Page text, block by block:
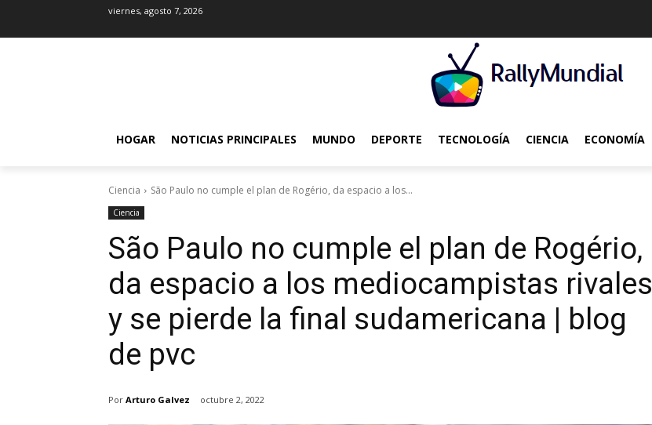
viernes, agosto 7, 2026
HOGAR NOTICIAS PRINCIPALES MUNDO DEPORTE TECNOLOGÍA CIENCIA ECONOMÍA
Ciencia São Paulo no cumple el plan de Rogério, da espacio a los...
Ciencia
São Paulo no cumple el plan de Rogério,
da espacio a los mediocampistas rivales
y se pierde la final sudamericana | blog
de pvc
Por Arturo Galvez octubre 2, 2022